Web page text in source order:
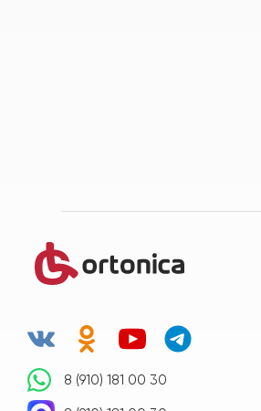
8 (910) 181 00 30